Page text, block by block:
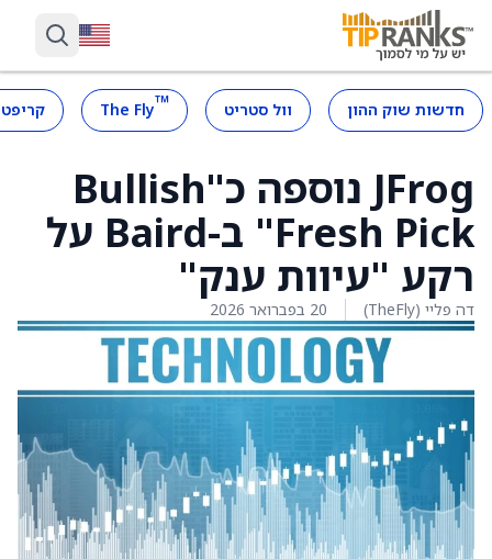
חדשות שוק ההון וול סטריט ™
The Fly
JFrog נוספה כ"Bullish
Fresh Pick" ב-Baird על
רקע "עיוות ענק"
דה פליי (TheFly) 20 בפברואר 2026